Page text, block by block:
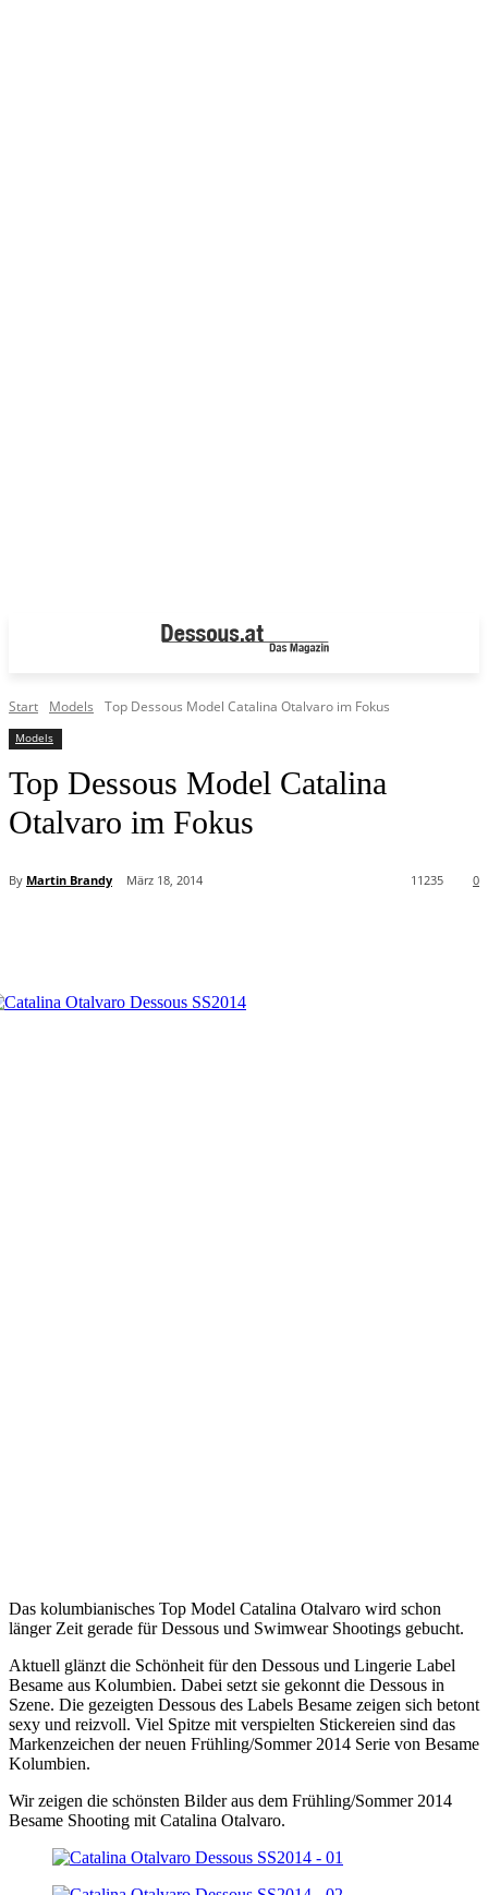
Start Models Top Dessous Model Catalina Otalvaro im Fokus
Models
Top Dessous Model Catalina
Otalvaro im Fokus
By Martin Brandy März 18, 2014 0
11235
Das kolumbianisches Top Model Catalina Otalvaro wird schon
länger Zeit gerade für Dessous und Swimwear Shootings gebucht.
Aktuell glänzt die Schönheit für den Dessous und Lingerie Label
Besame aus Kolumbien. Dabei setzt sie gekonnt die Dessous in
Szene. Die gezeigten Dessous des Labels Besame zeigen sich betont
sexy und reizvoll. Viel Spitze mit verspielten Stickereien sind das
Markenzeichen der neuen Frühling/Sommer 2014 Serie von Besame
Kolumbien.
Wir zeigen die schönsten Bilder aus dem Frühling/Sommer 2014
Besame Shooting mit Catalina Otalvaro.